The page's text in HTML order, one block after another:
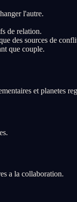
l'autre.
de relation.
des sources de
que couple.
et planetes
a la collaboration.